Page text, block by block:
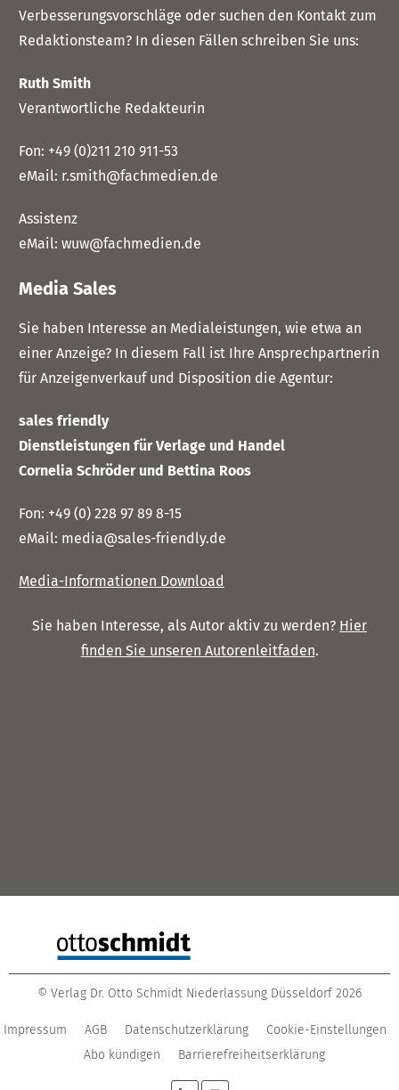
Verbesserungsvorschläge oder suchen den Kontakt zum
Redaktionsteam? In diesen Fällen schreiben Sie uns:
Ruth Smith
Verantwortliche Redakteurin
Fon: +49 (0)211 210 911-53
eMail: r.smith@fachmedien.de
Assistenz
eMail: wuw@fachmedien.de
Media Sales
Sie haben Interesse an Medialeistungen, wie etwa an
einer Anzeige? In diesem Fall ist Ihre Ansprechpartnerin
für Anzeigenverkauf und Disposition die Agentur:
sales friendly
Dienstleistungen für Verlage und Handel
Cornelia Schröder und Bettina Roos
Fon: +49 (0) 228 97 89 8-15
eMail: media@sales-friendly.de
Media-Informationen Download
Sie haben Interesse, als Autor aktiv zu werden? Hier
finden Sie unseren Autorenleitfaden.
© Verlag Dr. Otto Schmidt Niederlassung Düsseldorf 2026
Impressum AGB Datenschutzerklärung
Cookie-Einstellungen
Abo kündigen
Barrierefreiheitserklärung